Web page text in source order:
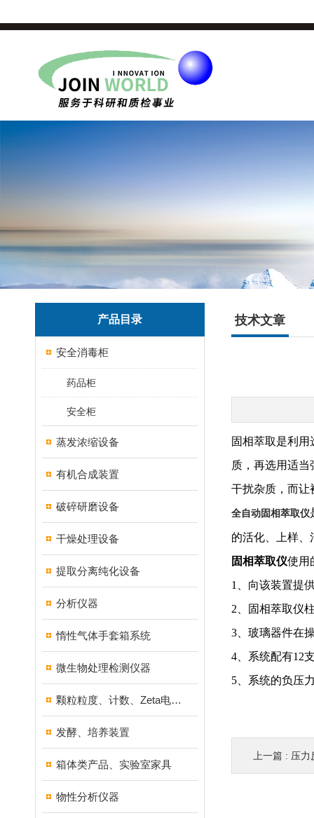
产品目录
安全消毒柜
药品柜
安全柜
蒸发浓缩设备
有机合成装置
破碎研磨设备
干燥处理设备
提取分离纯化设备
分析仪器
惰性气体手套箱系统
微生物处理检测仪器
颗粒粒度、计数、Zeta电位分析仪器
发酵、培养装置
箱体类产品、实验室家具
物性分析仪器
技术文章
固相萃取是利
质，再选用适
干扰杂质，而让
全自动固相萃取仪
的活化、上样
固相萃取仪使用
1、向该装置提
2、固相萃取仪
3、玻璃器件在
4、系统配有12
5、系统的负压
上一篇 : 压力